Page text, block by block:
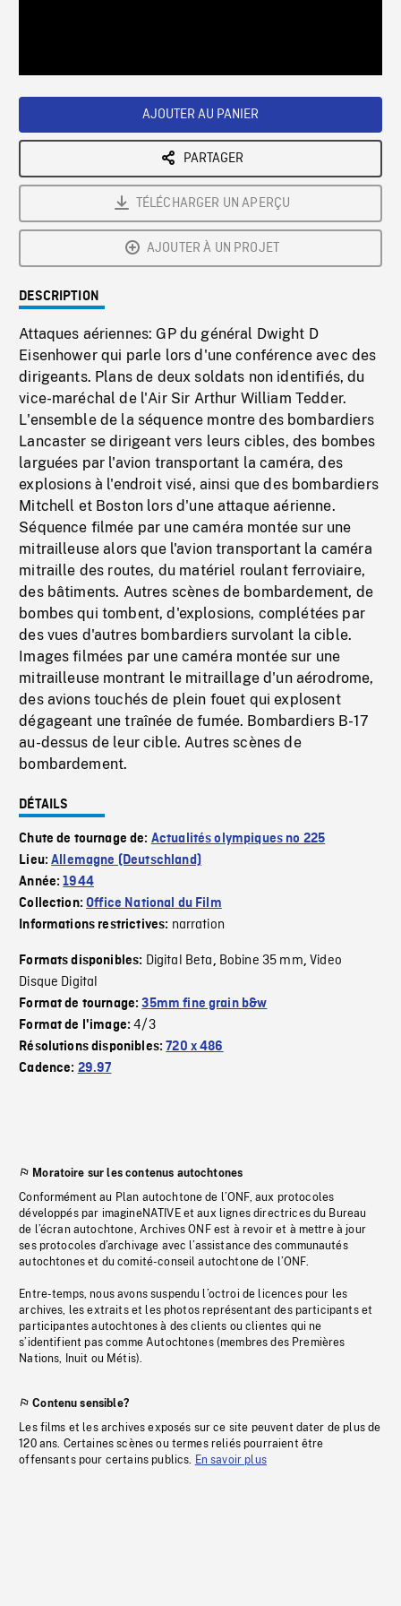
AJOUTER AU PANIER
PARTAGER
TÉLÉCHARGER UN APERÇU
AJOUTER À UN PROJET
DESCRIPTION
Attaques aériennes: GP du général Dwight D
Eisenhower qui parle lors d'une conférence avec des
dirigeants. Plans de deux soldats non identifiés, du
vice-maréchal de l'Air Sir Arthur William Tedder.
L'ensemble de la séquence montre des bombardiers
Lancaster se dirigeant vers leurs cibles, des bombes
larguées par l'avion transportant la caméra, des
explosions à l'endroit visé, ainsi que des bombardiers
Mitchell et Boston lors d'une attaque aérienne.
Séquence filmée par une caméra montée sur une
mitrailleuse alors que l'avion transportant la caméra
mitraille des routes, du matériel roulant ferroviaire,
des bâtiments. Autres scènes de bombardement, de
bombes qui tombent, d'explosions, complétées par
des vues d'autres bombardiers survolant la cible.
Images filmées par une caméra montée sur une
mitrailleuse montrant le mitraillage d'un aérodrome,
des avions touchés de plein fouet qui explosent
dégageant une traînée de fumée. Bombardiers B-17
au-dessus de leur cible. Autres scènes de
bombardement.
DÉTAILS
Chute de tournage de: Actualités olympiques no 225
Lieu:Allemagne (Deutschland)
Année:1944
Collection:Office National du Film
Informations restrictives: narration
Formats disponibles: Digital Beta, Bobine 35 mm,Video
Disque Digital
Format de tournage:35mm fine grain b&w
Format de l'image:4/3
Résolutions disponibles:720 x 486
Cadence: 29.97
Moratoire sur les contenus autochtones
Conformément au Plan autochtone de l’ONF, aux protocoles
développés par imagineNATIVE et aux lignes directrices du Bureau
de l’écran autochtone, Archives ONF est à revoir et à mettre à jour
ses protocoles d’archivage avec l’assistance des communautés
autochtones et du comité-conseil autochtone de l’ONF.
Entre-temps, nous avons suspendu l’octroi de licences pour les
archives, les extraits et les photos représentant des participants et
participantes autochtones à des clients ou clientes qui ne
s’identifient pas comme Autochtones (membres des Premières
Nations, Inuit ou Métis).
Contenu sensible?
Les films et les archives exposés sur ce site peuvent dater de plus de
120 ans. Certaines scènes ou termes reliés pourraient être
offensants pour certains publics. En savoir plus